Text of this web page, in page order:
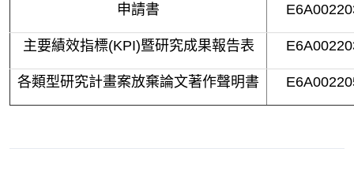
申請書
主要績效指標(KPI)暨研究成果報告表
各類型研究計畫案放棄論文著作聲明書 E6